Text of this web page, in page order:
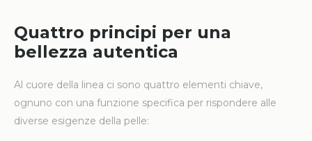
Quattro principi per una
bellezza autentica
Al cuore della linea ci sono quattro elementi chiave,
ognuno con una funzione specifica per rispondere alle
diverse esigenze della pelle: